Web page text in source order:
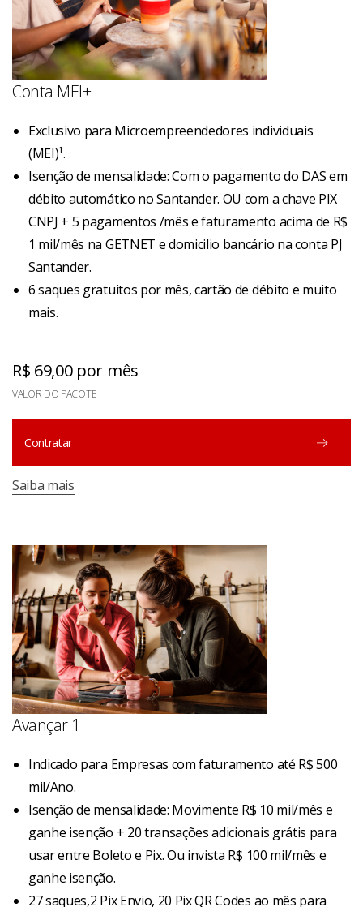
Conta MEI+
Exclusivo para Microempreendedores individuais
(MEI)¹.
Isenção de mensalidade: Com o pagamento do DAS em
débito automático no Santander. OU com a chave PIX
CNPJ + 5 pagamentos /mês e faturamento acima de R$
1 mil/mês na GETNET e domicilio bancário na conta PJ
Santander.
6 saques gratuitos por mês, cartão de débito e muito
mais.
R$ 69,00 por mês
VALOR DO PACOTE
Contratar
Saiba mais
Avançar 1
Indicado para Empresas com faturamento até R$ 500
mil/Ano.
Isenção de mensalidade: Movimente R$ 10 mil/mês e
ganhe isenção + 20 transações adicionais grátis para
usar entre Boleto e Pix. Ou invista R$ 100 mil/mês e
ganhe isenção.
27 saques,2 Pix Envio, 20 Pix QR Codes ao mês para